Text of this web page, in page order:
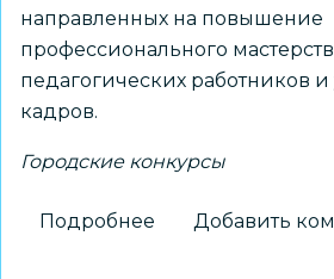
направленных на повышение
профессионального
педагогических работников
кадров.
Городские конкурсы
Подробнее Добавить